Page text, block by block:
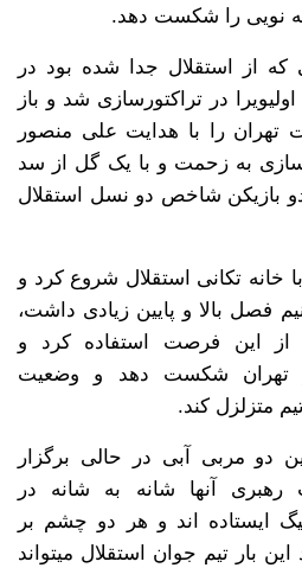
نویی را شکست دهد.
که از استقلال جدا شده بود در
در تراکتورسازی شد و باز
را با هدایت علی منصور
به زحمت و با یک گل از سد
بازیکن شاخص دو نسل استقلال
خانه تکانی استقلال شروع کرد و
فصل بالا و پایین زیادی داشت،
از این فرصت استفاده کرد و
تهران شکست دهد و وضعیت
متزلزل کند.
دو مربی آبی در حالی برگزار
آنها شانه به شانه در
ایستاده اند و هر دو چشم بر
این بار تیم جوان استقلال میتواند